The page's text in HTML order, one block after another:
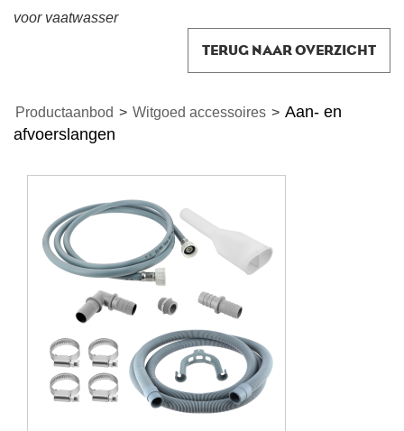
voor vaatwasser
TERUG NAAR OVERZICHT
Productaanbod > Witgoed accessoires > Aan- en
afvoerslangen